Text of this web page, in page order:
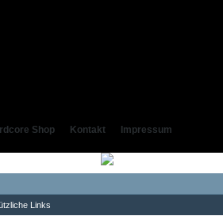
Shop Kontakt Impressum
Links